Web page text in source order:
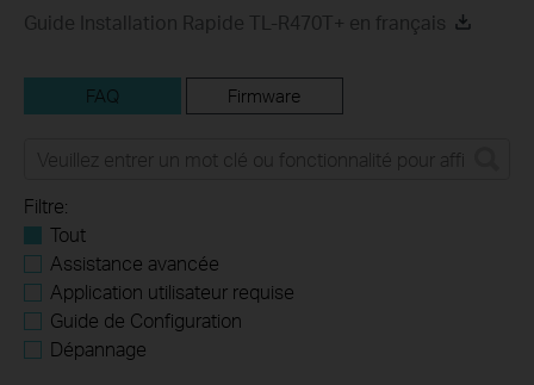
Guide Installation Rapide TL-R470T+ en français
FAQ Firmware
Filtre:
Tout
Assistance avancée
Application utilisateur requise
Guide de Configuration
Dépannage